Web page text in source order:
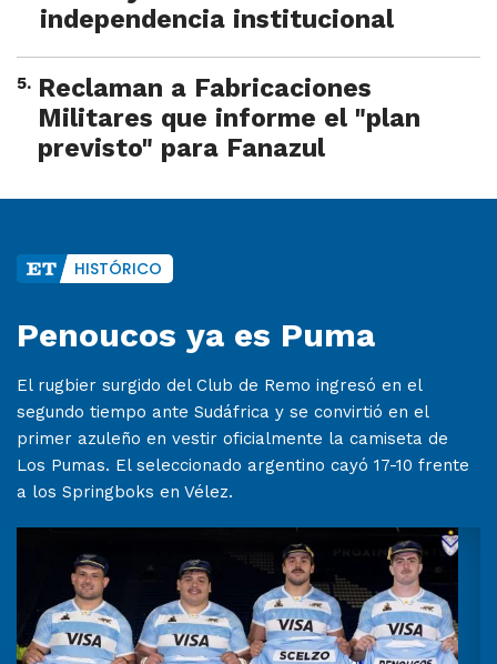
independencia institucional
5. Reclaman a Fabricaciones
Militares que informe el "plan
previsto" para Fanazul
HISTÓRICO
Penoucos ya es Puma
El rugbier surgido del Club de Remo ingresó en el
segundo tiempo ante Sudáfrica y se convirtió en el
primer azuleño en vestir oficialmente la camiseta de
Los Pumas. El seleccionado argentino cayó 17-10 frente
a los Springboks en Vélez.